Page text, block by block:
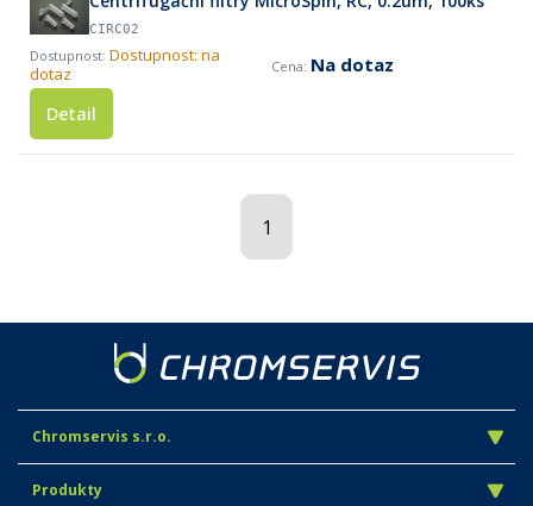
CIRC02
Dostupnost: na
dotaz
Na dotaz
Detail
1
Chromservis s.r.o.
Produkty